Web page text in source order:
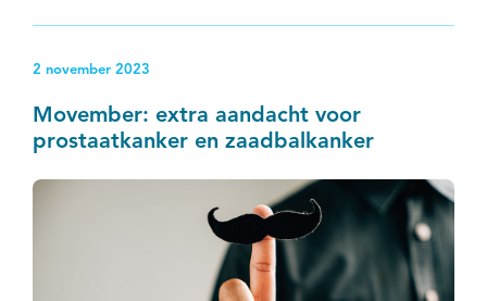
gezondheidsgerelateerde kwaliteit van leven van
patiënten te evalueren.
2 november 2023
Movember: extra aandacht voor
prostaatkanker en zaadbalkanker